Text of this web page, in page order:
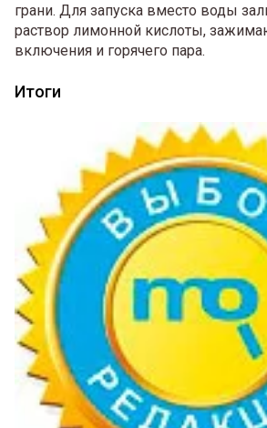
грани. Для запуска вместо воды
раствор лимонной кислоты,
включения и горячего пара.
Итоги